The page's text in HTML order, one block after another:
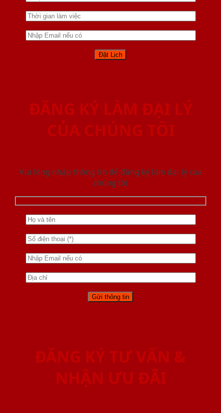
ĐĂNG KÝ LÀM ĐẠI LÝ
CỦA CHÚNG TÔI
Vui lòng nhập thông tin để đăng ký làm đại lý của
chúng tôi
ĐĂNG KÝ TƯ VẤN &
NHẬN ƯU ĐÃI